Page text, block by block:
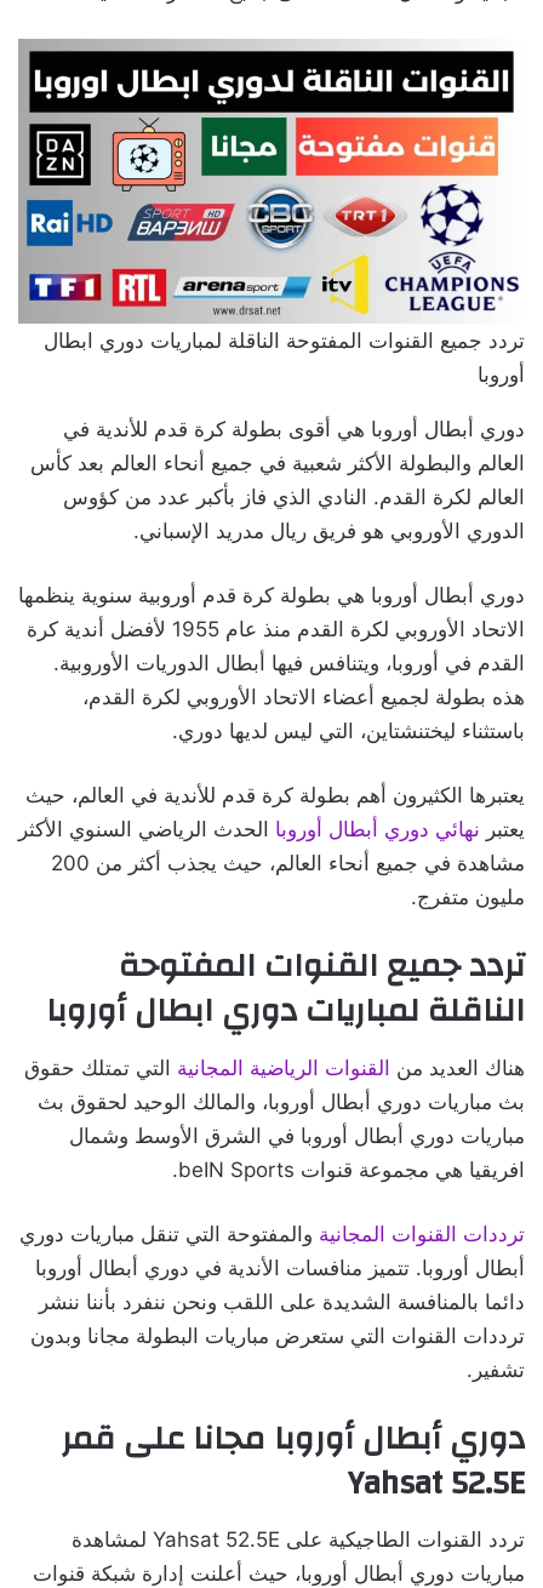
تردد جميع القنوات المفتوحة الناقلة لمباريات دوري ابطال
أوروبا
دوري أبطال أوروبا هي أقوى بطولة كرة قدم للأندية في
العالم والبطولة الأكثر شعبية في جميع أنحاء العالم بعد كأس
العالم لكرة القدم. النادي الذي فاز بأكبر عدد من كؤوس
الدوري الأوروبي هو فريق ريال مدريد الإسباني.
دوري أبطال أوروبا هي بطولة كرة قدم أوروبية سنوية ينظمها
الاتحاد الأوروبي لكرة القدم منذ عام 1955 لأفضل أندية كرة
القدم في أوروبا، ويتنافس فيها أبطال الدوريات الأوروبية.
هذه بطولة لجميع أعضاء الاتحاد الأوروبي لكرة القدم،
باستثناء ليختنشتاين، التي ليس لديها دوري.
يعتبرها الكثيرون أهم بطولة كرة قدم للأندية في العالم، حيث
يعتبر نهائي دوري أبطال أوروبا الحدث الرياضي السنوي الأكثر
مشاهدة في جميع أنحاء العالم، حيث يجذب أكثر من 200
مليون متفرج.
تردد جميع القنوات المفتوحة
الناقلة لمباريات دوري ابطال أوروبا
هناك العديد من القنوات الرياضية المجانية التي تمتلك حقوق
بث مباريات دوري أبطال أوروبا، والمالك الوحيد لحقوق بث
مباريات دوري أبطال أوروبا في الشرق الأوسط وشمال
افريقيا هي مجموعة قنوات beIN Sports.
ترددات القنوات المجانية والمفتوحة التي تنقل مباريات دوري
أبطال أوروبا. تتميز منافسات الأندية في دوري أبطال أوروبا
دائما بالمنافسة الشديدة على اللقب ونحن ننفرد بأننا ننشر
ترددات القنوات التي ستعرض مباريات البطولة مجانا وبدون
تشفير.
دوري أبطال أوروبا مجانا على قمر
Yahsat 52.5E
تردد القنوات الطاجيكية على Yahsat 52.5E لمشاهدة
مباريات دوري أبطال أوروبا، حيث أعلنت إدارة شبكة قنوات